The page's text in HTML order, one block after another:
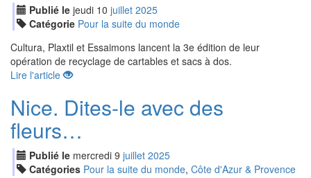
Publié le jeudi 10 juillet 2025
Catégorie Pour la suite du monde
Cultura, Plaxtil et Essaimons lancent la 3e édition de leur
opération de recyclage de cartables et sacs à dos.
Lire l'article
Nice. Dites-le avec des
fleurs…
Publié le mercredi 9 juillet 2025
Catégories Pour la suite du monde, Côte d'Azur & Provence